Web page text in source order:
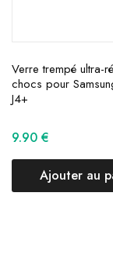
Verre trempé ultra-
chocs pour
J4+
9.90 €
Ajouter au